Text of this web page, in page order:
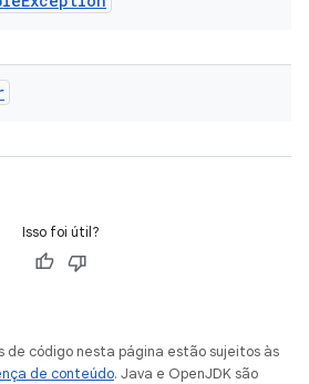
Isso foi útil?
de código nesta página estão sujeitos às
de conteúdo. Java e OpenJDK são